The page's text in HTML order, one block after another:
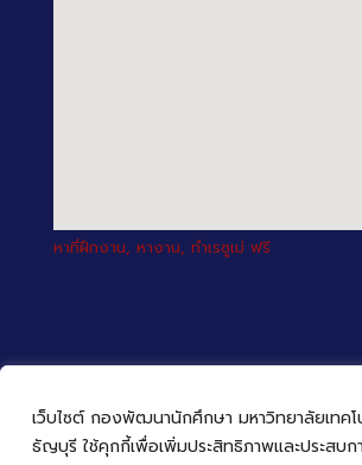
เว็บไซต์ กองพัฒนานักศึกษา มหาวิทยาลัยเทคโ
ธัญบุรี ใช้คุกกี้เพื่อเพิ่มประสิทธิภาพและประสบก
หาที่ฝึกงาน, หางาน, ทำเรซูเม่ ฟรี